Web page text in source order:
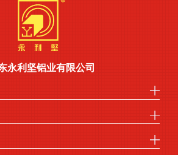
永利坚铝业有限公司